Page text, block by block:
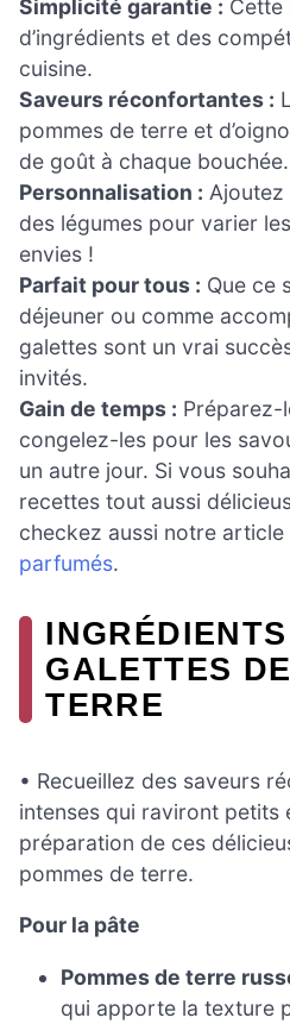
Simplicité garantie : Cette
d’ingrédients et des
cuisine.
Saveurs réconfortantes :
pommes de terre et
de goût à chaque bouchée.
Personnalisation : Ajoutez
des légumes pour varier
envies !
Parfait pour tous : Que ce
déjeuner ou comme
galettes sont un vrai
invités.
Gain de temps : Préparez-
congelez-les pour les
un autre jour. Si vous
recettes tout aussi
checkez aussi notre article
parfumés.
GALETTES
TERRE
• Recueillez des saveurs
intenses qui raviront petits
préparation de ces
pommes de terre.
Pour la pâte
Pommes de terre
qui apporte la texture